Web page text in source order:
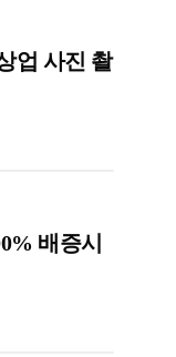
업 사진 촬
배증시